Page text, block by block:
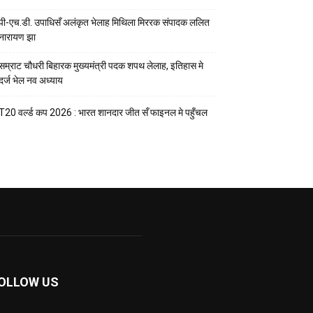
एच.डी. उपाधिसँ अलंकृत भेलाह मिथिला मिररक संपादक ललित
झा
चौधरी बिहारक मुख्यमंत्री पदक शपथ लेलाह, इतिहास मे
भेल नव अध्याय
वर्ल्ड कप 2026 : भारत शानदार जीत सँ फाइनल मे पहुँचल
US